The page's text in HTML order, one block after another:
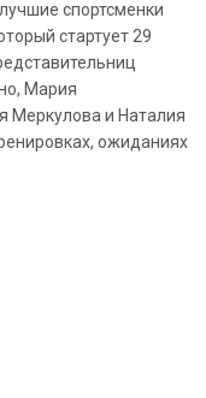
спортсменки
стартует 29
Мария
Меркулова и Наталия
ожиданиях